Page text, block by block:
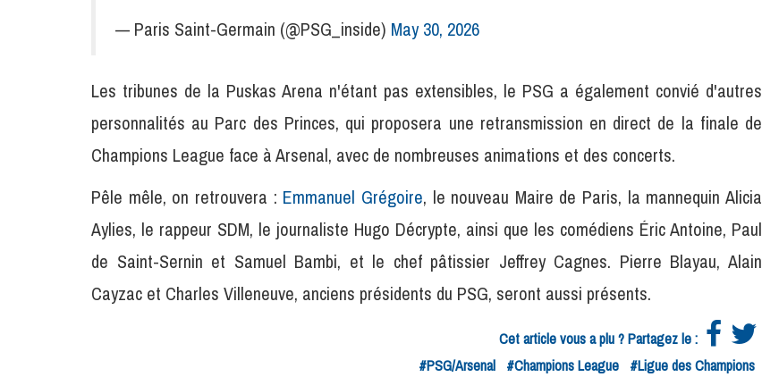
— Paris Saint-Germain (@PSG_inside) May 30, 2026
Les tribunes de la Puskas Arena n'étant pas extensibles, le PSG a également convié d'autres
personnalités au Parc des Princes, qui proposera une retransmission en direct de la finale de
Champions League face à Arsenal, avec de nombreuses animations et des concerts.
Pêle mêle, on retrouvera : Emmanuel Grégoire, le nouveau Maire de Paris, la mannequin Alicia
Aylies, le rappeur SDM, le journaliste Hugo Décrypte, ainsi que les comédiens Éric Antoine, Paul
de Saint-Sernin et Samuel Bambi, et le chef pâtissier Jeffrey Cagnes. Pierre Blayau, Alain
Cayzac et Charles Villeneuve, anciens présidents du PSG, seront aussi présents.
Cet article vous a plu ? Partagez le :
#PSG/Arsenal #Champions League #Ligue des Champions